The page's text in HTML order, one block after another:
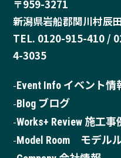
〒959-3271
新潟県岩船郡関川村辰
TEL. 0120-915-410 /
4-3035
Event Info イベント情
Blog ブログ
Works+ Review 施工
Model Room モデル